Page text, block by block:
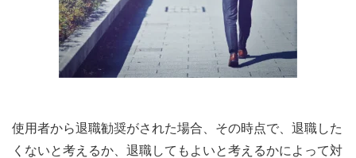
使用者から退職勧奨がされた場合、その時点で、退職した
くないと考えるか、退職してもよいと考えるかによって対